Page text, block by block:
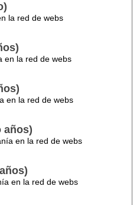
la red de webs
en la red de webs
en la red de webs
años)
en la red de webs
en la red de webs